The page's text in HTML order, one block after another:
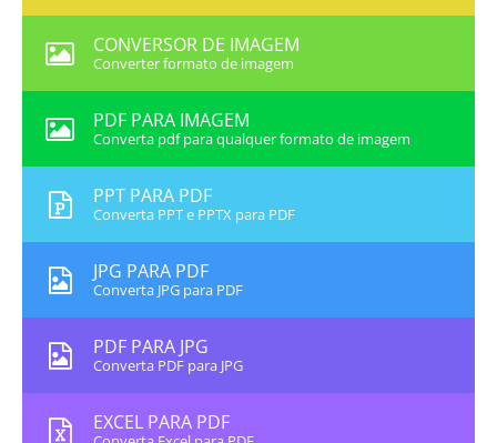
CONVERSOR DE IMAGEM
Converter formato de imagem
PDF PARA IMAGEM
Converta pdf para qualquer formato de imagem
PPT PARA PDF
Converta PPT e PPTX para PDF
JPG PARA PDF
Converta JPG para PDF
PDF PARA JPG
Converta PDF para JPG
EXCEL PARA PDF